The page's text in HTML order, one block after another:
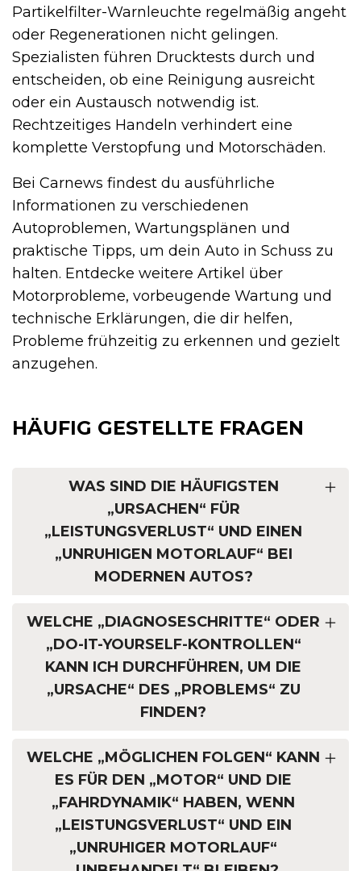
Partikelfilter-Warnleuchte regelmäßig angeht
oder Regenerationen nicht gelingen.
Spezialisten führen Drucktests durch und
entscheiden, ob eine Reinigung ausreicht
oder ein Austausch notwendig ist.
Rechtzeitiges Handeln verhindert eine
komplette Verstopfung und Motorschäden.
Bei Carnews findest du ausführliche
Informationen zu verschiedenen
Autoproblemen, Wartungsplänen und
praktische Tipps, um dein Auto in Schuss zu
halten. Entdecke weitere Artikel über
Motorprobleme, vorbeugende Wartung und
technische Erklärungen, die dir helfen,
Probleme frühzeitig zu erkennen und gezielt
anzugehen.
HÄUFIG GESTELLTE FRAGEN
WAS SIND DIE HÄUFIGSTEN
„URSACHEN“ FÜR
„LEISTUNGSVERLUST“ UND EINEN
„UNRUHIGEN MOTORLAUF“ BEI
MODERNEN AUTOS?
WELCHE „DIAGNOSESCHRITTE“ ODER
„DO-IT-YOURSELF-KONTROLLEN“
KANN ICH DURCHFÜHREN, UM DIE
„URSACHE“ DES „PROBLEMS“ ZU
FINDEN?
WELCHE „MÖGLICHEN FOLGEN“ KANN
ES FÜR DEN „MOTOR“ UND DIE
„FAHRDYNAMIK“ HABEN, WENN
„LEISTUNGSVERLUST“ UND EIN
„UNRUHIGER MOTORLAUF“